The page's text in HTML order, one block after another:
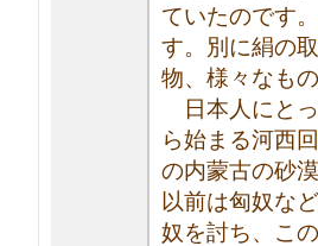
ていたのです
す。別に絹の
物、様々なも
日本人にと
ら始まる河西
の内蒙古の砂
以前は匈奴な
奴を討ち、こ